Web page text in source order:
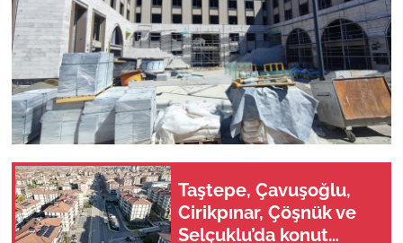
Taştepe, Çavuşoğlu,
Cirikpınar, Çöşnük ve
Selçuklu’da konut